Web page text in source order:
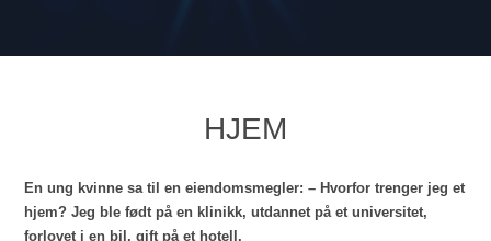
HJEM
En ung kvinne sa til en eiendomsmegler: – Hvorfor trenger jeg et
hjem? Jeg ble født på en klinikk, utdannet på et universitet,
forlovet i en bil, gift på et hotell.